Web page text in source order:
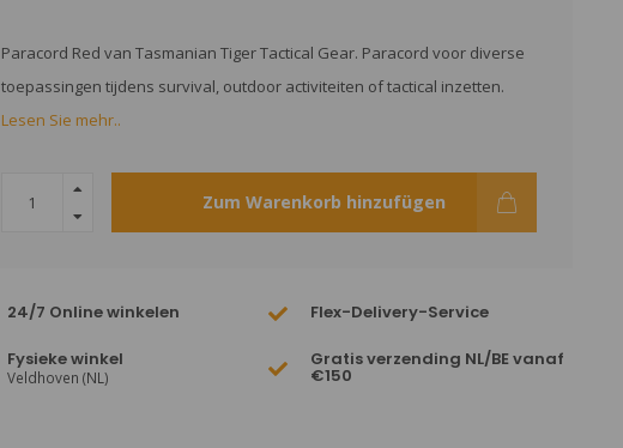
Paracord Red van Tasmanian Tiger Tactical Gear. Paracord voor diverse
toepassingen tijdens survival, outdoor activiteiten of tactical inzetten.
Lesen Sie mehr..
Zum Warenkorb hinzufügen
24/7 Online winkelen Flex-Delivery-Service
Fysieke winkel
Veldhoven (NL)
Gratis verzending NL/BE vanaf
€150